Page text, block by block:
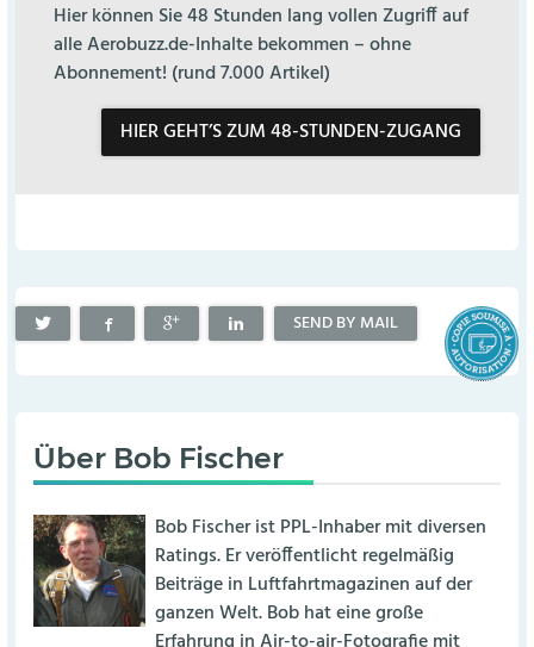
Hier können Sie 48 Stunden lang vollen Zugriff auf
alle Aerobuzz.de-Inhalte bekommen – ohne
Abonnement! (rund 7.000 Artikel)
HIER GEHT’S ZUM 48-STUNDEN-ZUGANG
SEND BY MAIL
Über Bob Fischer
Bob Fischer ist PPL-Inhaber mit diversen
Ratings. Er veröffentlicht regelmäßig
Beiträge in Luftfahrtmagazinen auf der
ganzen Welt. Bob hat eine große